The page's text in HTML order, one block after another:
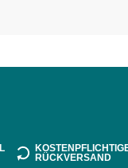
RÜCKVERSAND